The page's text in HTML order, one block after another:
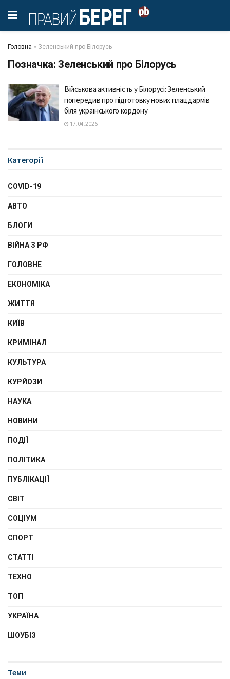
Головна » Зеленський про Білорусь
Позначка: Зеленський про Білорусь
Військова активність у Білорусі: Зеленський
попередив про підготовку нових плацдармів
біля українського кордону
17.04.2026
Категорії
COVID-19
АВТО
БЛОГИ
ВІЙНА З РФ
ГОЛОВНЕ
ЕКОНОМІКА
ЖИТТЯ
КИЇВ
КРИМІНАЛ
КУЛЬТУРА
КУРЙОЗИ
НАУКА
НОВИНИ
ПОДІЇ
ПОЛІТИКА
ПУБЛІКАЦІЇ
СВІТ
СОЦІУМ
СПОРТ
СТАТТІ
ТЕХНО
ТОП
УКРАЇНА
ШОУБІЗ
Теми